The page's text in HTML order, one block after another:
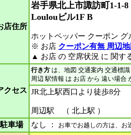
店住所
岩手県北上市諏訪町1-1-8
Loulouビル1F B
ホットペッパー クーポン グ
※ お店 クーポン有無 周辺
▲ お店 の 空席状況 に 関す
クセス
行き方 は、地図 交通案内 交通標
周辺 駅情報 は お店 から 遠い場合
JR北上駅西口より徒歩8分
周辺駅 （ 北上駅 ）
駐車場
なし ： お車でお越しの方は、お